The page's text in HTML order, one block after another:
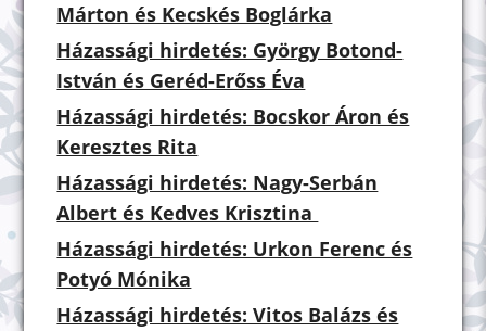
Márton és Kecskés Boglárka
Házassági hirdetés: György Botond-
István és Geréd-Erőss Éva
Házassági hirdetés: Bocskor Áron és
Keresztes Rita
Házassági hirdetés: Nagy-Serbán
Albert és Kedves Krisztina
Házassági hirdetés: Urkon Ferenc és
Potyó Mónika
Házassági hirdetés: Vitos Balázs és